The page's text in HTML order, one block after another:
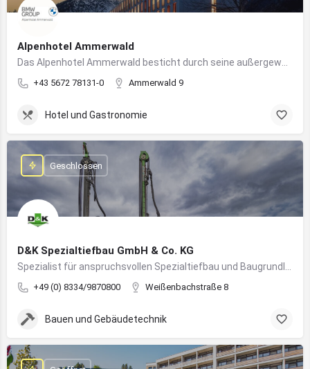
Alpenhotel Ammerwald
+43 5672 78131-0 Ammerwald 9
Hotel und Gastronomie
D&K Spezialtiefbau GmbH & Co. KG
+49 (0) 8334/9870800 Weißenbachstraße 8
Geschlossen
Bauen und Gebäudetechnik